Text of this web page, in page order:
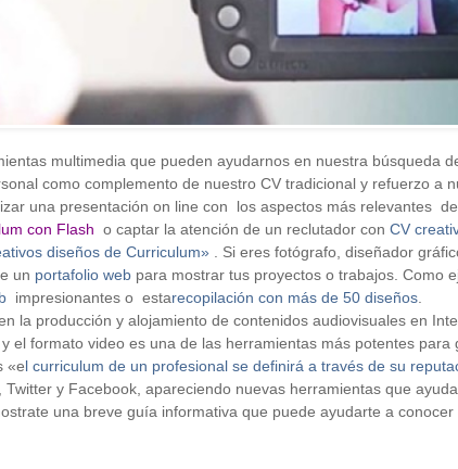
multimedia que pueden ayudarnos en nuestra búsqueda
como complemento de nuestro CV tradicional y refuerzo a
una presentación on line con los aspectos más relevantes
con Flash o captar la atención de un reclutador con CV
diseños de Curriculum» . Si eres fotógrafo, diseñador
un portafolio web para mostrar tus proyectos o trabajos. Como
impresionantes o estarecopilación con más de 50 diseños.
la producción y alojamiento de contenidos audiovisuales en
el formato video es una de las herramientas más potentes para
«el curriculum de un profesional se definirá a través de su
y Facebook, apareciendo nuevas herramientas que
una breve guía informativa que puede ayudarte a